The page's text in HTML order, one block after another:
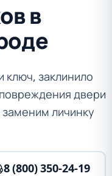
в
ключ, заклинило
двери
личинку
8 (800) 350-24-19